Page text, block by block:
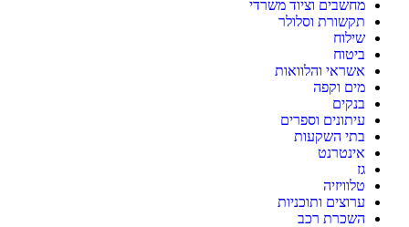
מחשבים וציוד משרדי
תקשורת וסלולר
שילוח
ביטוח
אשראי והלוואות
מים וקפה
בנקים
עיתונים וספרים
בתי השקעות
אינטרנט
גז
טלוויזיה
ערוצים ותוכניות
השכרת רכב